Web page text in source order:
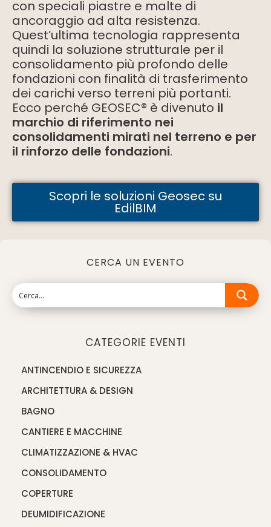
con speciali piastre e malte di
ancoraggio ad alta resistenza.
Quest’ultima tecnologia rappresenta
quindi la soluzione strutturale per il
consolidamento più profondo delle
fondazioni con finalità di trasferimento
dei carichi verso terreni più portanti.
Ecco perché GEOSEC® è divenuto il
marchio di riferimento nei
consolidamenti mirati nel terreno e per
il rinforzo delle fondazioni.
Scopri le soluzioni Geosec su
EdilBIM
CERCA UN EVENTO
CATEGORIE EVENTI
ANTINCENDIO E SICUREZZA
ARCHITETTURA & DESIGN
BAGNO
CANTIERE E MACCHINE
CLIMATIZZAZIONE & HVAC
CONSOLIDAMENTO
COPERTURE
DEUMIDIFICAZIONE